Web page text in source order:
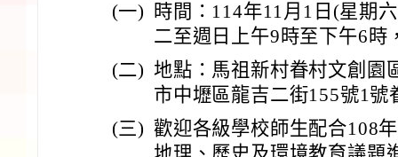
(一)
時間：114年11月1日(星期
二至週日上午9時至下午6時
(二) 地點：馬祖新村眷村文創園
市中壢區龍吉二街155號1號
(三) 歡迎各級學校師生配合108